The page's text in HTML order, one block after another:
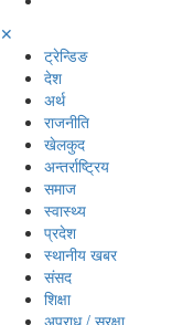
✕
ट्रेन्डिङ
देश
अर्थ
राजनीति
खेलकुद
अन्तर्राष्ट्रिय
समाज
स्वास्थ्य
प्रदेश
स्थानीय खबर
संसद
शिक्षा
अपराध / सुरक्षा